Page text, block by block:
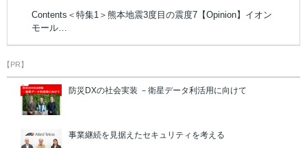
Contents＜特集1＞熊本地震3度目の震度7【Opinion】イオン
モール…
【PR】
防災DXの社会実装 －衛星データ利活用に向けて
事業継続を見据えたセキュリティを考える